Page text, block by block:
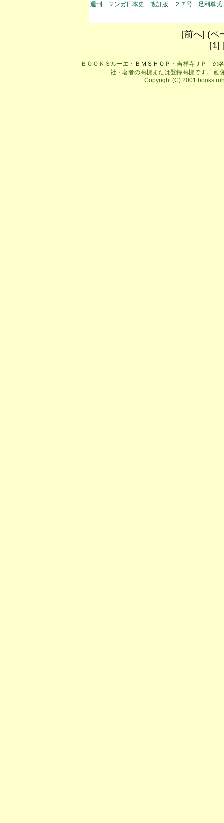
週刊 マンガ日本史 改訂版 ２７号 足利尊氏
[前へ] (ペ
[1]
ＢＯＯＫＳルーエ・ ＢＭＳＨＯＰ ・吉祥寺ＪＰ の
社・著者の商標または登録商標です。 画
Copyright (C) 2001 books